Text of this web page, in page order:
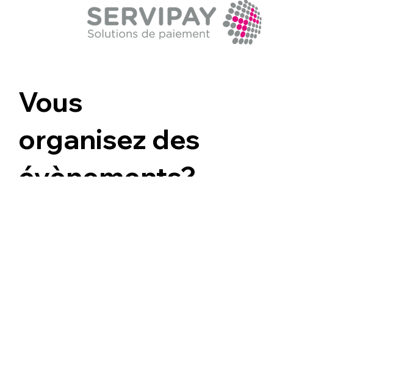
Vous
organisez des
évènements?